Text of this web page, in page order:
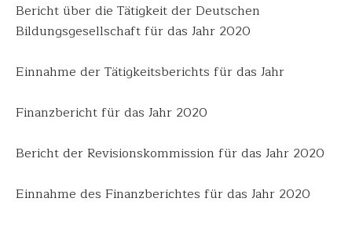
Bericht über die Tätigkeit der Deutschen
Bildungsgesellschaft für das Jahr 2020
Einnahme der Tätigkeitsberichts für das Jahr
Finanzbericht für das Jahr 2020
Bericht der Revisionskommission für das Jahr 2020
Einnahme des Finanzberichtes für das Jahr 2020